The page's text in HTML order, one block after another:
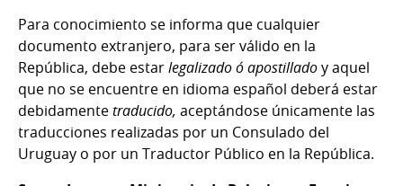
Para conocimiento se informa que cualquier
documento extranjero, para ser válido en la
República, debe estarlegalizado ó apostilladoy aquel
que no se encuentre en idioma español deberá estar
debidamentetraducido, aceptándose únicamente las
traducciones realizadas por un Consulado del
Uruguay o por un Traductor Público en la República.